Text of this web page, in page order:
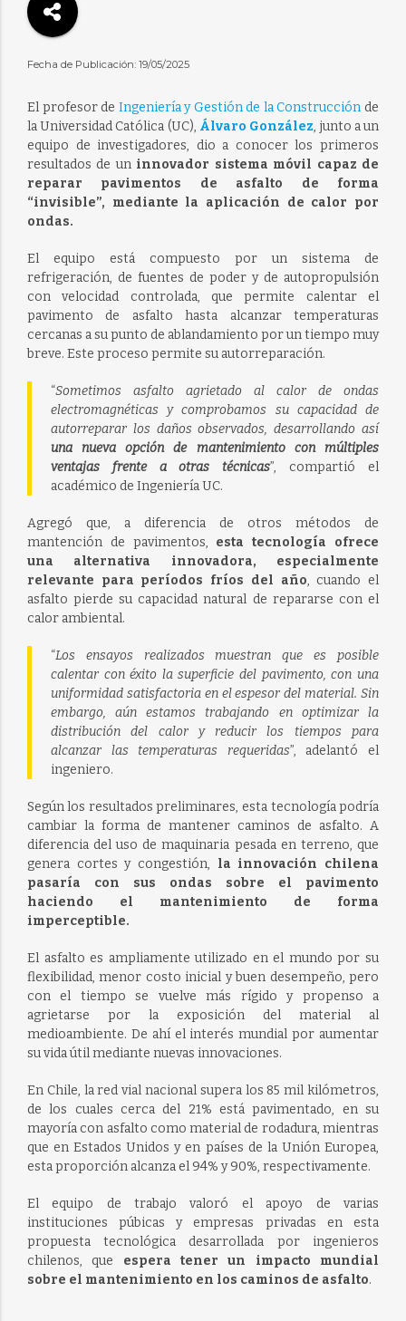
Fecha de Publicación: 19/05/2025
El profesor de Ingeniería y Gestión de la Construcción de
la Universidad Católica (UC), Álvaro González, junto a un
equipo de investigadores, dio a conocer los primeros
resultados de uninnovador sistema móvil capaz de
reparar pavimentos de asfalto de forma
“invisible”, mediante la aplicación de calor por
ondas.
El equipo está compuesto por un sistema de
refrigeración, de fuentes de poder y de autopropulsión
con velocidad controlada, que permite calentar el
pavimento de asfalto hasta alcanzar temperaturas
cercanas a su punto de ablandamiento por un tiempo muy
breve. Este proceso permite su autorreparación.
“Sometimos asfalto agrietado al calor de ondas
electromagnéticas y comprobamos su capacidad de
autorreparar los daños observados, desarrollando así
una nueva opción de mantenimiento con múltiples
ventajas frente a otras técnicas”, compartió el
académico de Ingeniería UC.
Agregó que, a diferencia de otros métodos de
mantención de pavimentos, esta tecnología ofrece
una alternativa innovadora, especialmente
relevante para períodos fríos del año, cuando el
asfalto pierde su capacidad natural de repararse con el
calor ambiental.
“Los ensayos realizados muestran que es posible
calentar con éxito la superficie del pavimento, con una
uniformidad satisfactoria en el espesor del material. Sin
embargo, aún estamos trabajando en optimizar la
distribución del calor y reducir los tiempos para
alcanzar las temperaturas requeridas”, adelantó el
ingeniero.
Según los resultados preliminares, esta tecnología podría
cambiar la forma de mantener caminos de asfalto. A
diferencia del uso de maquinaria pesada en terreno, que
genera cortes y congestión, la innovación chilena
pasaría con sus ondas sobre el pavimento
haciendo el mantenimiento de forma
imperceptible.
El asfalto es ampliamente utilizado en el mundo por su
flexibilidad, menor costo inicial y buen desempeño, pero
con el tiempo se vuelve más rígido y propenso a
agrietarse por la exposición del material al
medioambiente. De ahí el interés mundial por aumentar
su vida útil mediante nuevas innovaciones.
En Chile, la red vial nacional supera los 85 mil kilómetros,
de los cuales cerca del 21% está pavimentado, en su
mayoría con asfalto como material de rodadura, mientras
que en Estados Unidos y en países de la Unión Europea,
esta proporción alcanza el 94% y 90%, respectivamente.
El equipo de trabajo valoró el apoyo de varias
instituciones púbicas y empresas privadas en esta
propuesta tecnológica desarrollada por ingenieros
chilenos, que espera tener un impacto mundial
sobre el mantenimiento en los caminos de asfalto.